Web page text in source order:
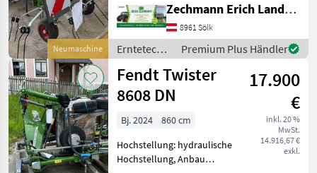
Neumaschine
Zinkenverlustsicherung,
Grenzstreueinrichtung,
Streuwinkelverstellung,
Schutzbügel Neue
Lagermaschine - Twister
Zechmann Erich Landmaschinen-Portalbau
8961 Sölk
Erntetechnik
Grünland /
Fendt
Premium Plus Händler
Fendt Twister
8608 DN
17.900
€
inkl. 20 %
MwSt.
14.916,67 €
exkl.
Bj. 2024
860 cm
Hochstellung: hydraulische
Hochstellung, Anbau